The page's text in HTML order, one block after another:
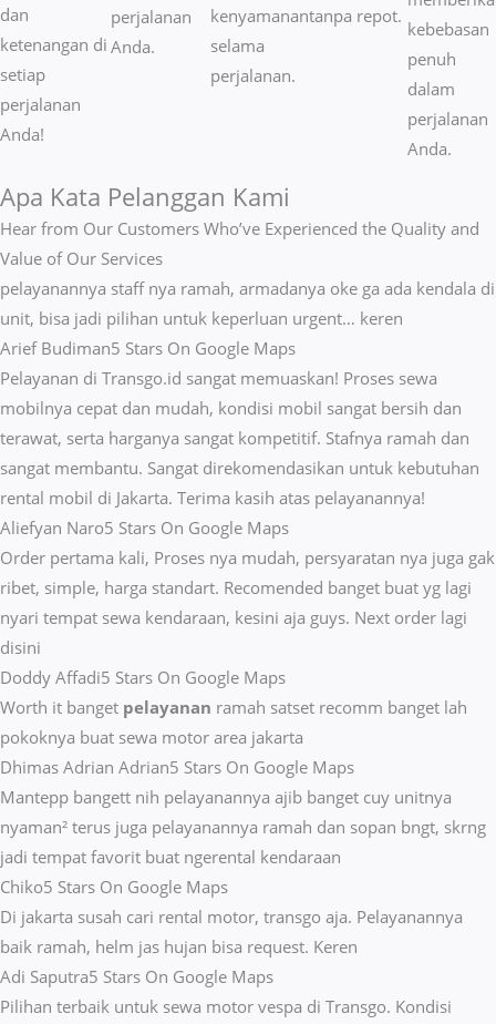
dan
ketenangan di
setiap
perjalanan
Anda!
perjalanan
Anda.
kenyamanan
selama
perjalanan.
tanpa repot.
kebebasan
penuh
dalam
perjalanan
Anda.
Apa Kata Pelanggan Kami
Hear from Our Customers Who’ve Experienced the Quality and
Value of Our Services
pelayanannya staff nya ramah, armadanya oke ga ada kendala di
unit, bisa jadi pilihan untuk keperluan urgent… keren
Arief Budiman5 Stars On Google Maps
Pelayanan di Transgo.id sangat memuaskan! Proses sewa
mobilnya cepat dan mudah, kondisi mobil sangat bersih dan
terawat, serta harganya sangat kompetitif. Stafnya ramah dan
sangat membantu. Sangat direkomendasikan untuk kebutuhan
rental mobil di Jakarta. Terima kasih atas pelayanannya!
Aliefyan Naro5 Stars On Google Maps
Order pertama kali, Proses nya mudah, persyaratan nya juga gak
ribet, simple, harga standart. Recomended banget buat yg lagi
nyari tempat sewa kendaraan, kesini aja guys. Next order lagi
disini
Doddy Affadi5 Stars On Google Maps
Worth it banget pelayanan ramah satset recomm banget lah
pokoknya buat sewa motor area jakarta
Dhimas Adrian Adrian5 Stars On Google Maps
Mantepp bangett nih pelayanannya ajib banget cuy unitnya
nyaman² terus juga pelayanannya ramah dan sopan bngt, skrng
jadi tempat favorit buat ngerental kendaraan
Chiko5 Stars On Google Maps
Di jakarta susah cari rental motor, transgo aja. Pelayanannya
baik ramah, helm jas hujan bisa request. Keren
Adi Saputra5 Stars On Google Maps
Pilihan terbaik untuk sewa motor vespa di Transgo. Kondisi